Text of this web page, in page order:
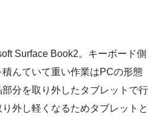
Surface Book2。キーボード側
んていて重い作業はPCの形態
分を取り外したタブレットで行
外し軽くなるためタブレットと